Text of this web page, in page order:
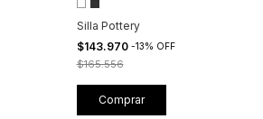
Silla Pottery
$143.970 -13% OFF
$165.556
Comprar